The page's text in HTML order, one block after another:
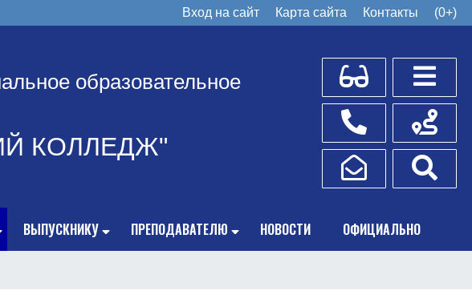
Вход на сайт Карта сайта Контакты (0+)
образовательное
КОЛЛЕДЖ"
Для слабовидящих
Телефоны
Написать обращение
Схема
ВЫПУСКНИКУ ПРЕПОДАВАТЕЛЮ НОВОСТИ ОФИЦИАЛЬНО